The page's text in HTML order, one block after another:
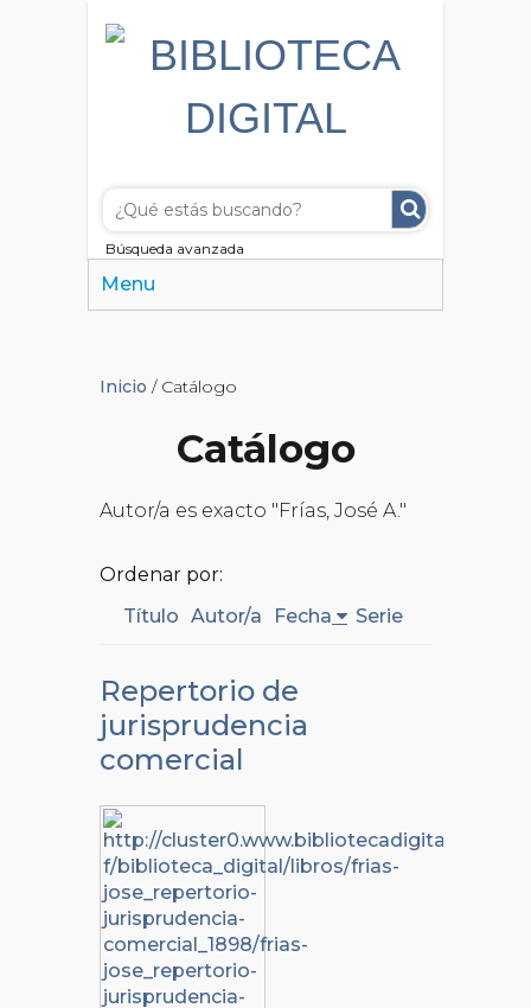
Búsqueda avanzada
Menu
Inicio / Catálogo
Catálogo
Autor/a es exacto "Frías, José A."
Ordenar por:
Título Autor/a Fecha Serie
Repertorio de
jurisprudencia
comercial